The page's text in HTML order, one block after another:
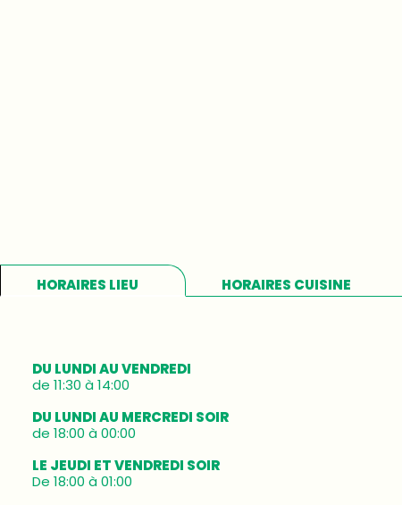
HORAIRES LIEU HORAIRES CUISINE
DU LUNDI AU VENDREDI
de 11:30 à 14:00
DU LUNDI AU MERCREDI SOIR
de 18:00 à 00:00
LE JEUDI ET VENDREDI SOIR
De 18:00 à 01:00